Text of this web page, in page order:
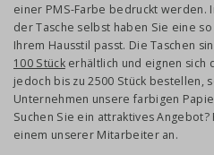
einer PMS-Farbe bedruckt werden.
der Tasche selbst haben Sie eine
Ihrem Hausstil passt. Die Taschen
100 Stückerhältlich und eignen sich
jedoch bis zu 2500 Stück bestellen,
Unternehmen unsere farbigen
Suchen Sie ein attraktives
einem unserer Mitarbeiter an.